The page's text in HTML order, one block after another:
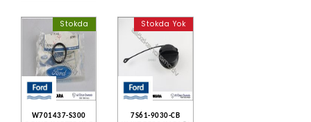
Stokda
W701437-S300
Stokda Yok
7S61-9030-CB